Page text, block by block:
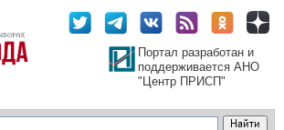
Портал разработан и
поддерживается АНО
"Центр ПРИСП"